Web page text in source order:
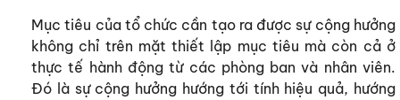
Mục tiêu của tổ chức cần tạo ra được sự cộng hưởng
không chỉ trên mặt thiết lập mục tiêu mà còn cả ở
thực tế hành động từ các phòng ban và nhân viên.
Đó là sự cộng hưởng hướng tới tính hiệu quả, hướng